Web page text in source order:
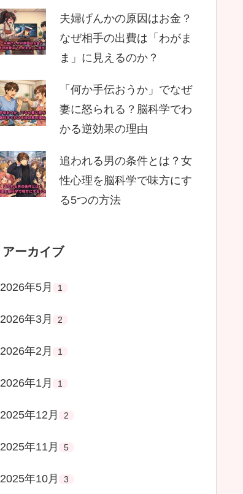
夫婦げんかの原因はお金？
なぜ相手の出費は「わがま
ま」に見えるのか？
「何か手伝おうか」でなぜ
妻に怒られる？脳科学でわ
かる逆効果の理由
追われる男の条件とは？女
性心理を脳科学で味方にす
る5つの方法
アーカイブ
2026年5月 1
2026年3月 2
2026年2月 1
2026年1月 1
2025年12月 2
2025年11月 5
2025年10月 3